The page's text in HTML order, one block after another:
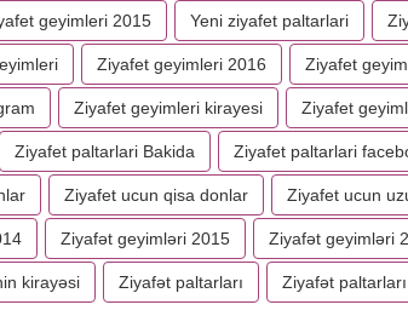
geyimleri 2015 Yeni ziyafet paltarlari
Ziyafet geyimleri 2016 Ziyafet
Ziyafet geyimleri kirayesi Ziyafet
Ziyafet paltarlari Bakida Ziyafet paltarlari
Ziyafet ucun qisa donlar Ziyafet ucun
Ziyafət geyimləri 2015 Ziyafət geyimləri
kirayəsi Ziyafət paltarları Ziyafət